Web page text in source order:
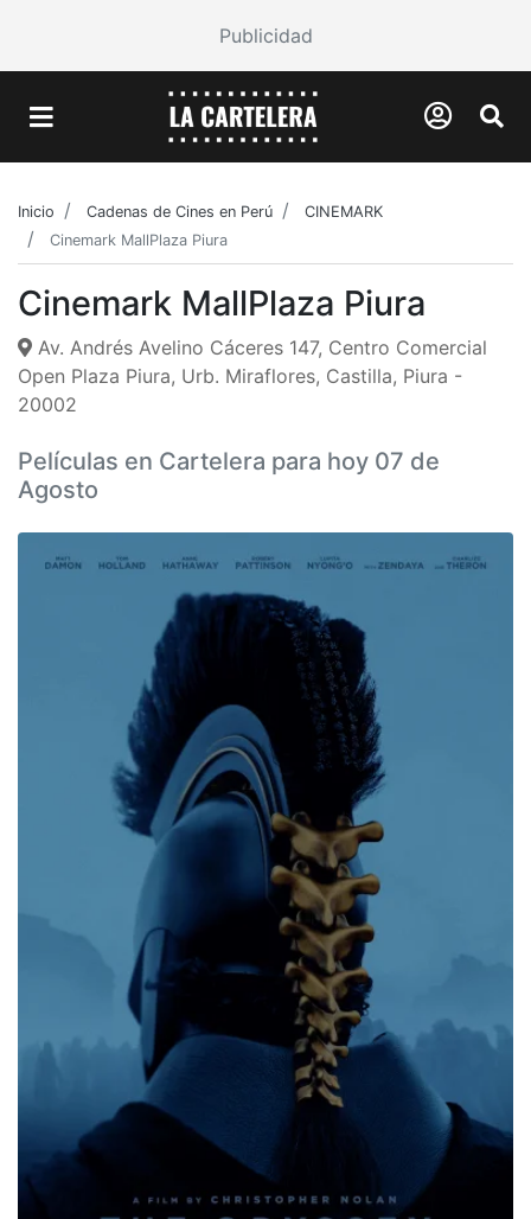
Publicidad
Inicio Cadenas de Cines en Perú
CINEMARK
Cinemark MallPlaza Piura
Cinemark MallPlaza Piura
Av. Andrés Avelino Cáceres 147, Centro Comercial
Open Plaza Piura, Urb. Miraflores, Castilla, Piura -
20002
Películas en Cartelera para hoy 07 de
Agosto